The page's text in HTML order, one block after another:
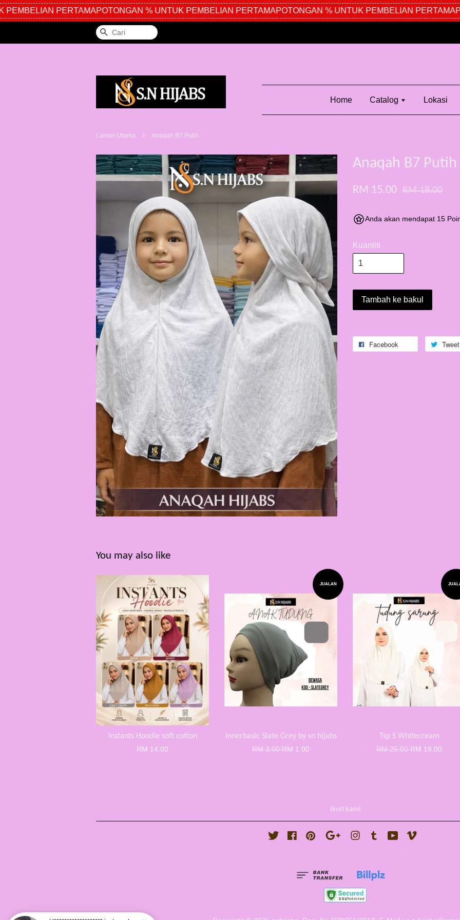
PERTAMAPOTONGAN % UNTUK PEMBELIAN PERTAMAPOTONGAN % UNTUK PEMBELIAN PERTAMA
Cari
Home Catalog Lokasi
Laman Utama › Anaqah B7 Putih
Anaqah B7 Putih
RM 15.00 RM 18.00
Anda akan mendapat 15
Kuantiti
Tambah ke bakul
Facebook Tweet
You may also like
Instants Hoodie soft cotton
RM 14.00
JUALAN
Innerbasic Slate Grey by sn hijabs
RM 3.00RM 1.00
Tsp S Whitecream
RM 25.00RM 18.00
Ikuti kami
Twitter FacebookPinterest Google Instagram
Tumblr YouTube